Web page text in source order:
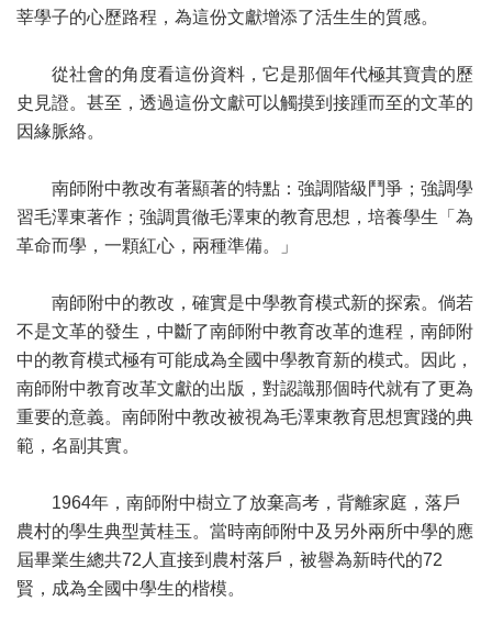
莘學子的心歷路程，為這份文獻增添了活生生的質感。
從社會的角度看這份資料，它是那個年代極其寶貴的歷
史見證。甚至，透過這份文獻可以觸摸到接踵而至的文革的
因緣脈絡。
南師附中教改有著顯著的特點：強調階級鬥爭；強調學
習毛澤東著作；強調貫徹毛澤東的教育思想，培養學生「為
革命而學，一顆紅心，兩種準備。」
南師附中的教改，確實是中學教育模式新的探索。倘若
不是文革的發生，中斷了南師附中教育改革的進程，南師附
中的教育模式極有可能成為全國中學教育新的模式。因此，
南師附中教育改革文獻的出版，對認識那個時代就有了更為
重要的意義。南師附中教改被視為毛澤東教育思想實踐的典
範，名副其實。
1964年，南師附中樹立了放棄高考，背離家庭，落戶
農村的學生典型黃桂玉。當時南師附中及另外兩所中學的應
屆畢業生總共72人直接到農村落戶，被譽為新時代的72
賢，成為全國中學生的楷模。